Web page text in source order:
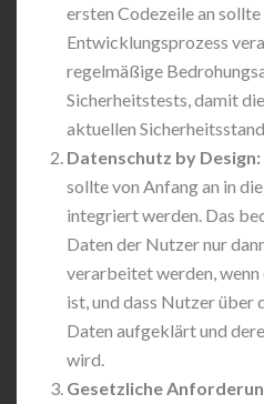
ersten Codezeile an
Entwicklungsprozess
regelmäßige
Sicherheitstests, damit
aktuellen
Datenschutz by Design:
sollte von Anfang an in
integriert werden. Das
Daten der Nutzer nur
verarbeitet werden,
ist, und dass Nutzer über
Daten aufgeklärt und
wird.
Gesetzliche